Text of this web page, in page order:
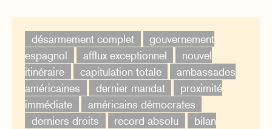
désarmement complet
gouvernement
espagnol
afflux exceptionnel
nouvel
itinéraire
capitulation totale
ambassades
américaines
dernier mandat
proximité
immédiate
américains démocrates
derniers droits
record absolu
bilan